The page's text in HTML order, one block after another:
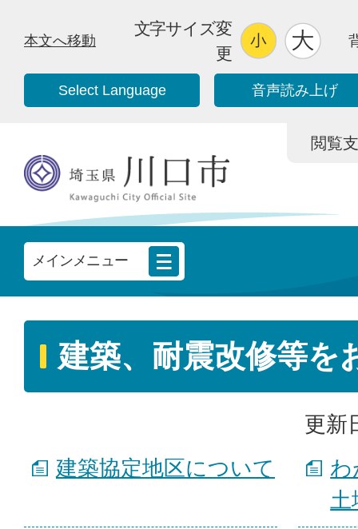
本文へ移動
文字サイズ変
更
Select Language 音声読み上げ
閲覧
メインメニュー
建築、耐震改修等を
更新
建築協定地区について
わ
土